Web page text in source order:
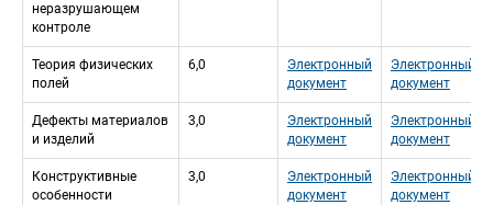
неразрушающем
контроле
Теория физических
полей
6,0
Электронный
документ
Электронный
документ
Дефекты материалов
и изделий
3,0
Электронный
документ
Электронный
документ
Конструктивные
особенности
3,0
Электронный
документ
Электронный
документ